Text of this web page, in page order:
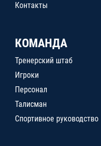
Контакты
КОМАНДА
Тренерский штаб
Игроки
Персонал
Талисман
Спортивное руководство